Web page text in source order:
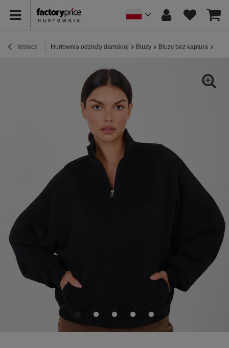
Wstecz Hurtownia odzieży damskiej Bluzy Bluzy bez kaptura